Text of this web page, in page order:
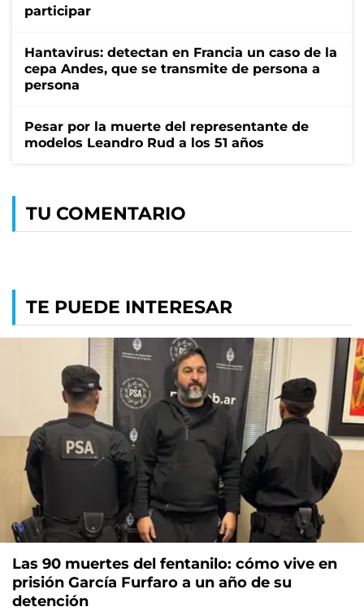
participar
Hantavirus: detectan en Francia un caso de la
cepa Andes, que se transmite de persona a
persona
Pesar por la muerte del representante de
modelos Leandro Rud a los 51 años
TU COMENTARIO
TE PUEDE INTERESAR
Las 90 muertes del fentanilo: cómo vive en
prisión García Furfaro a un año de su
detención